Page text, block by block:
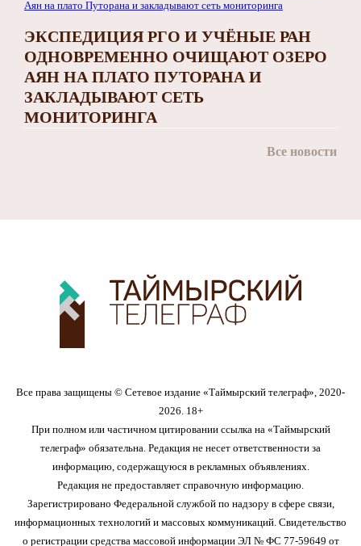
ЭКСПЕДИЦИЯ РГО И УЧЁНЫЕ РАН
ОДНОВРЕМЕННО ОЧИЩАЮТ ОЗЕРО
АЯН НА ПЛАТО ПУТОРАНА И
ЗАКЛАДЫВАЮТ СЕТЬ
МОНИТОРИНГА
Все новости
Все права защищены © Сетевое издание «Таймырский телеграф», 2020-
2026. 18+
При полном или частичном цитировании ссылка на «Таймырский
телеграф» обязательна. Редакция не несет ответственности за
информацию, содержащуюся в рекламных объявлениях.
Редакция не предоставляет справочную информацию.
Зарегистрировано Федеральной службой по надзору в сфере связи,
информационных технологий и массовых коммуникаций. Свидетельство
о регистрации средства массовой информации ЭЛ № ФС 77-59649 от